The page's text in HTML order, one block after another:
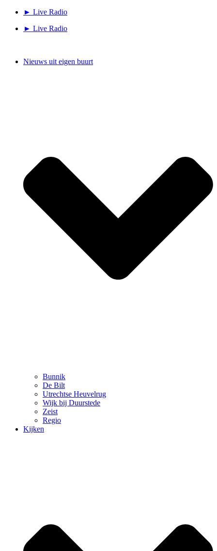
► Live Radio
► Live Radio
Nieuws uit eigen buurt
Bunnik
De Bilt
Utrechtse Heuvelrug
Wijk bij Duurstede
Zeist
Regio
Kijken